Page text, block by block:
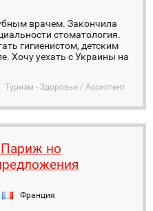
врачем. Закончила
стоматология.
гигиенистом, детским
Хочу уехать с Украины на
Туризм - Здоровье / Ассистент
Париж но
Франция